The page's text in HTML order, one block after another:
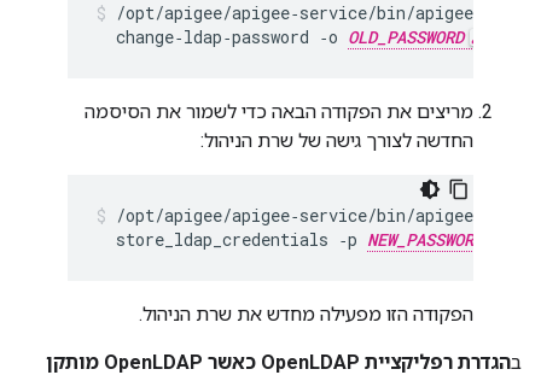
/opt/apigee/apigee‑service/bin/
  change‑ldap‑password ‑o
OLD_PASSWORD
מריצים את הפקודה הבאה כדי לשמור את הסיסמה
החדשה לצורך גישה של שרת הניהול:
/opt/apigee/apigee‑service/bin/
  store_ldap_credentials ‑p
NEW_PASSWORD
הפקודה הזו מפעילה מחדש את שרת הניהול.
ב
הגדרת רפליקציית OpenLDAP כאשר OpenLDAP מותקן